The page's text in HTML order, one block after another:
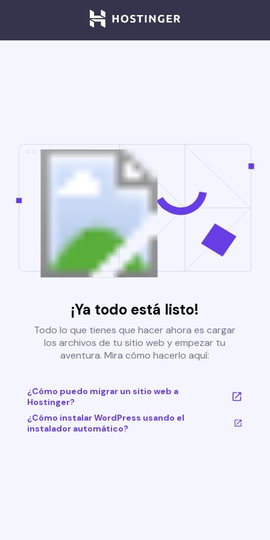
¡Ya todo está listo!
Todo lo que tienes que hacer ahora es cargar
los archivos de tu sitio web y empezar tu
aventura. Mira cómo hacerlo aquí:
¿Cómo puedo migrar un sitio web a
Hostinger?
¿Cómo instalar WordPress usando el
instalador automático?